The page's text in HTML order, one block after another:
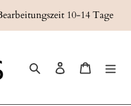
10-14 Tage
Suchen Einloggen